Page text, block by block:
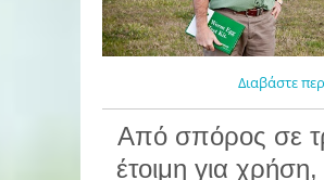
Διαβάστε
Από σπόρος σε
έτοιμη για